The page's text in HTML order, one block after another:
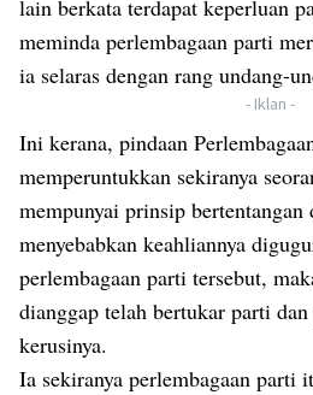
lain berkata terdapat keperluan
meminda perlembagaan parti
ia selaras dengan rang undang-
- Iklan -
Ini kerana, pindaan
memperuntukkan sekiranya
mempunyai prinsip bertentangan
menyebabkan keahliannya
perlembagaan parti tersebut,
dianggap telah bertukar parti
kerusinya.
Ia sekiranya perlembagaan parti